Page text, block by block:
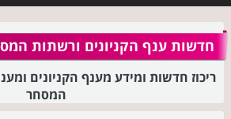
חדשות ענף הקניונים ורשתות
ריכוז חדשות ומידע מענף הקניונים
המסחר